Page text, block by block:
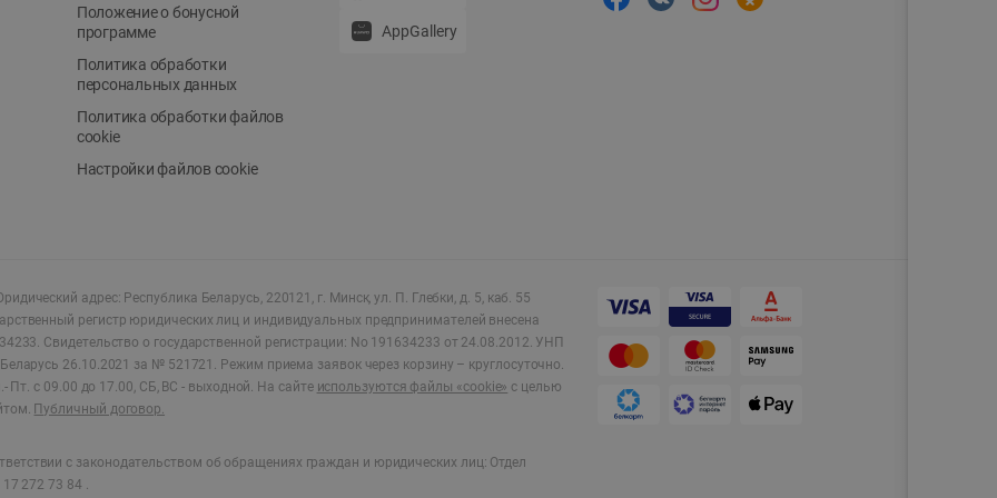
Положение о бонусной
программе
Политика обработки
персональных данных
Политика обработки файлов
cookie
Настройки файлов cookie
AppGallery
адрес: Республика Беларусь, 220121, г. Минск, ул. П. Глебки, д. 5, каб. 55
регистр юридических лиц и индивидуальных предпринимателей внесена
Свидетельство о государственной регистрации: No 191634233 от 24.08.2012. УНП
26.10.2021 за № 521721. Режим приема заявок через корзину – круглосуточно.
Пт. с 09.00 до 17.00, СБ, ВС - выходной. На сайте используются файлы «cookie» с целью
Публичный договор.
с законодательством об обращениях граждан и юридических лиц: Отдел
272 73 84 .